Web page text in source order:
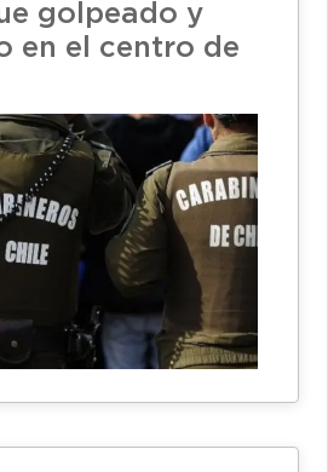
golpeado y
en el centro de